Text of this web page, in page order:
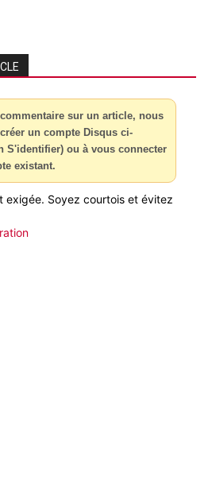
sur un article, nous
un compte Disqus ci-
S'identifier) ou à vous connecter
existant.
exigée. Soyez courtois et évitez